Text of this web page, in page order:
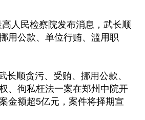
人民检察院发布消息，武长顺
用公款、单位行贿、滥用职
长顺贪污、受贿、挪用公款、
、徇私枉法一案在郑州中院开
金额超5亿元，案件将择期宣